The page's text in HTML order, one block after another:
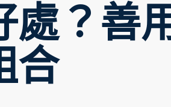
？善
合